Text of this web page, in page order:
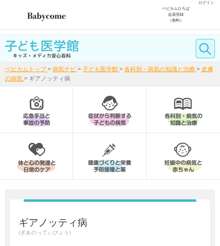
ログイン
ベビカムひろば
会員登録
（無料）
ベビカムトップ > 病気ナビ > 子ども医学館 > 各科別・病気の知識と治療 > 皮膚
の病気 > ギアノッティ病
ギアノッティ病
(ぎあのってぃびょう)